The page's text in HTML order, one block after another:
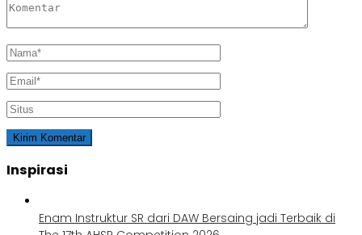
Inspirasi
Enam Instruktur SR dari DAW Bersaing jadi Terbaik di